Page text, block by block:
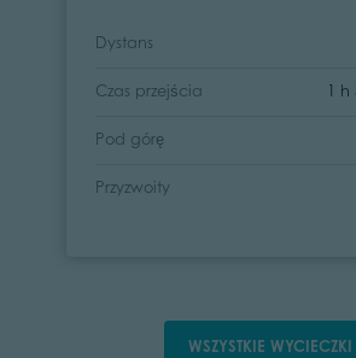
Dystans
Czas przejścia 1 h
Pod górę
Przyzwoity
WSZYSTKIE WYCIECZKI